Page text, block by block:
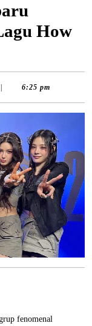
How
6:25 pm
fenomenal